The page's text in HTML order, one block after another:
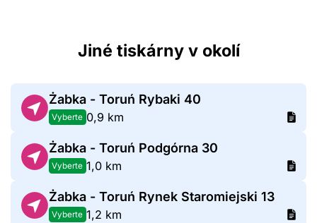
Jiné tiskárny v okolí
Żabka - Toruń Rybaki 40
Vyberte 0,9 km
Żabka - Toruń Podgórna 30
Vyberte 1,0 km
Żabka - Toruń Rynek Staromiejski 13
Vyberte 1,2 km